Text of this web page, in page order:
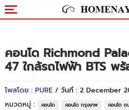
คอนโด Richmond
47 ใกล้รถไฟฟ้า BTS พ
โพสโดย : PURE / วันที่ : 2 December
หมวดหมู่ :
คอนโด คอนโด กรุงเทพ คอนโด ถ